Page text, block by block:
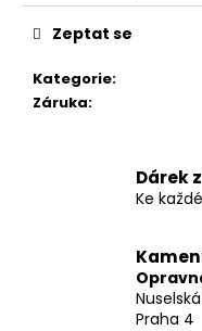
Kategorie:
Záruka:
Zeptat se
Dárek
Ke
Praha 4
8
490
Původně:
13
490